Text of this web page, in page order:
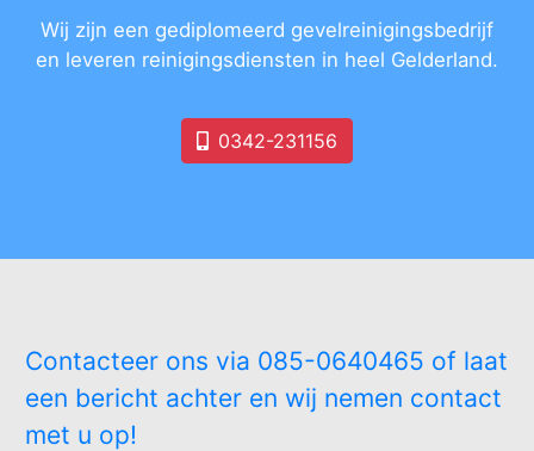
Wij zijn een gediplomeerd gevelreinigingsbedrijf
en leveren reinigingsdiensten in heel Gelderland.
0342-231156
Contacteer ons via 085-0640465 of laat
een bericht achter en wij nemen contact
met u op!